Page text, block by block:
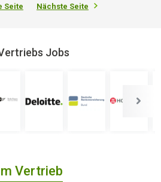
Seite Nächste Seite
Jobs
Vertrieb